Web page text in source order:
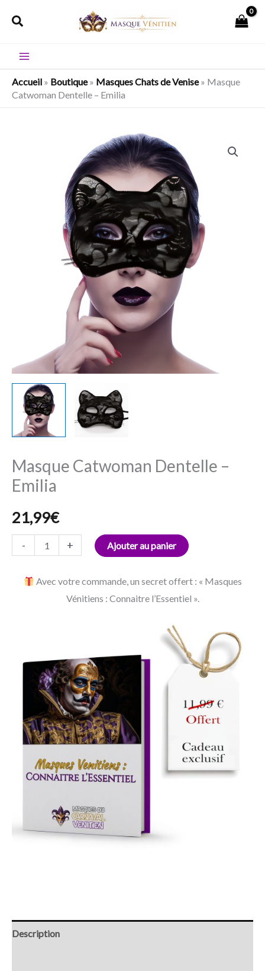
Rechercher
Accueil » Boutique» Masques Chats de Venise» Masque
Catwoman Dentelle – Emilia
Masque Catwoman Dentelle –
Emilia
21,99€
- + Ajouter au panier
Avec votre commande, un secret offert : « Masques
Vénitiens : Connaitre l’Essentiel ».
Description